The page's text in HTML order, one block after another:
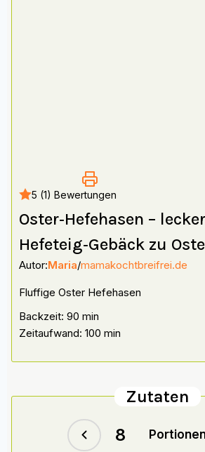
5 (1) Bewertungen
Oster‑Hefehasen –
Hefeteig‑Gebäck zu
Autor:Maria/mamakochtbreifrei.de
Fluffige Oster Hefehasen
Backzeit: 90 min
Zeitaufwand: 100 min
Zutaten